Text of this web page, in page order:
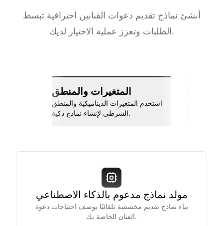
أنشئ نماذج تقديم دعوات الفنانين احترافية تبسط
الطلبات وتعزز عملية الاختيار لديك.
المتغيرات والمنطق
استخدم المتغيرات الديناميكية والمنطق
الشرطي لإنشاء نماذج ذكية.
مولد نماذج مدعوم بالذكاء الاصطناعي
بناء نماذج تقديم مخصصة تلقائيًا بوصف احتياجات دعوة
الفنان الخاصة بك.